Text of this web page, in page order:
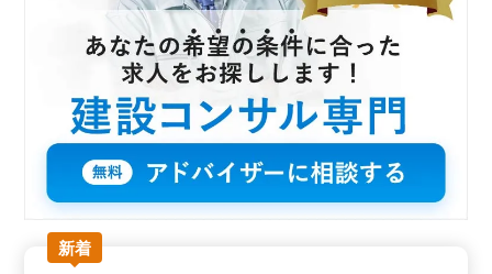
に便利な立地です。年収は500万円から700万円と高水準
で、経験や資格によってはさらに優遇される可能性があ
ります。安定した収入を望む方に最適な求人です。
新着